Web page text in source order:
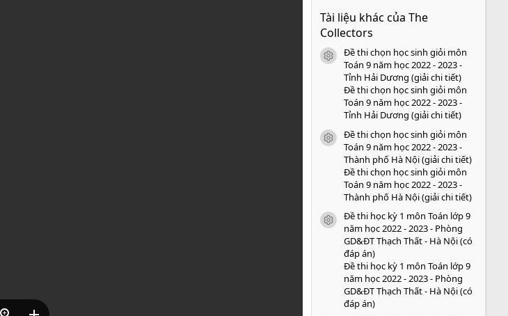
0
0
o
Tài liệu khác của The
Collectors
icon tài liệu
Đề thi chọn học sinh giỏi môn
Toán 9 năm học 2022 - 2023 -
Tỉnh Hải Dương (giải chi tiết)
Đề thi chọn học sinh giỏi môn
Toán 9 năm học 2022 - 2023 -
Tỉnh Hải Dương (giải chi tiết)
icon tài liệu
Đề thi chọn học sinh giỏi môn
Toán 9 năm học 2022 - 2023 -
Thành phố Hà Nội (giải chi tiết)
Đề thi chọn học sinh giỏi môn
Toán 9 năm học 2022 - 2023 -
Thành phố Hà Nội (giải chi tiết)
icon tài liệu
Đề thi học kỳ 1 môn Toán lớp 9
năm học 2022 - 2023 - Phòng
GD&ĐT Thạch Thất - Hà Nội (có
đáp án)
Đề thi học kỳ 1 môn Toán lớp 9
năm học 2022 - 2023 - Phòng
GD&ĐT Thạch Thất - Hà Nội (có
đáp án)